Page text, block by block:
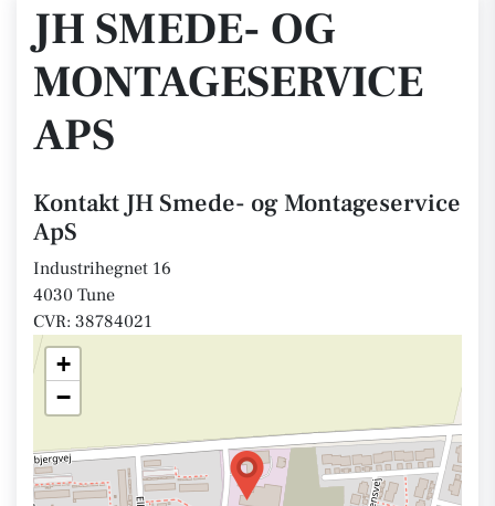
JH SMEDE- OG
MONTAGESERVICE
APS
Kontakt JH Smede- og Montageservice
ApS
Industrihegnet 16
4030 Tune
CVR: 38784021
+
−